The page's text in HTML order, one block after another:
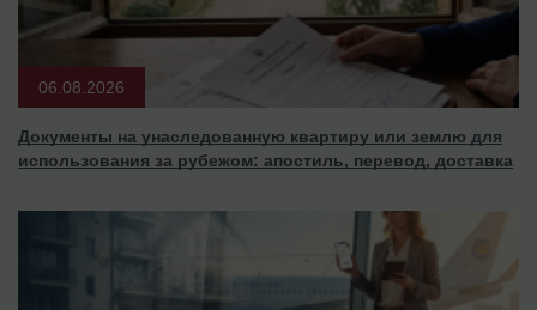
06.08.2026
Документы на унаследованную квартиру или землю для
использования за рубежом: апостиль, перевод, доставка